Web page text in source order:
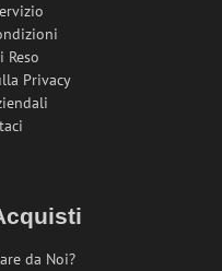
Reso
Privacy
da Noi?